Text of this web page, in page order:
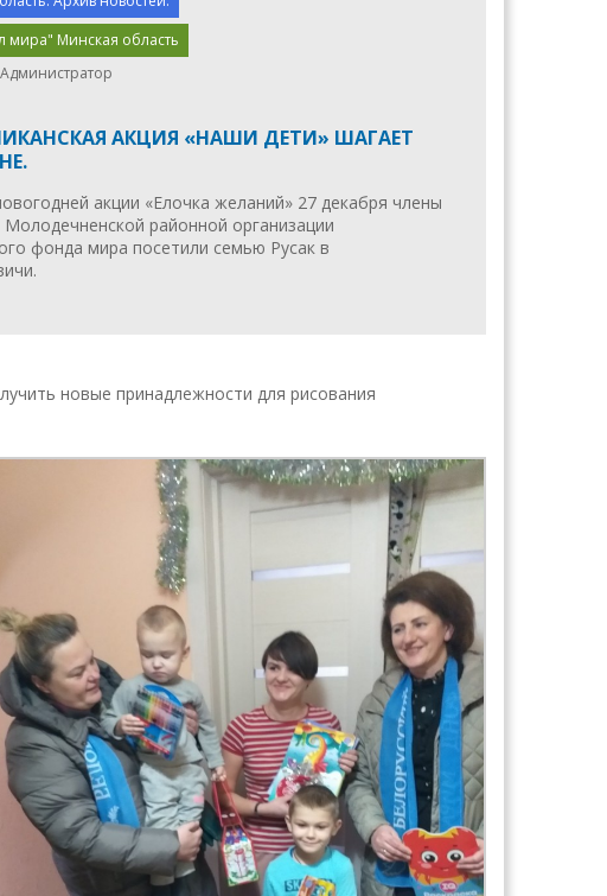
мира" Минская область
АКЦИЯ «НАШИ ДЕТИ» ШАГАЕТ
акции «Елочка желаний» 27 декабря члены
Молодечненской районной организации
фонда мира посетили семью Русак в
новые принадлежности для рисования